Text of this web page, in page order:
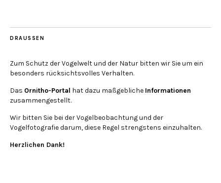
DRAUSSEN
Zum Schutz der Vogelwelt und der Natur bitten wir Sie um ein
besonders rücksichtsvolles Verhalten.
Das Ornitho-Portal hat dazu maßgebliche Informationen
zusammengestellt.
Wir bitten Sie bei der Vogelbeobachtung und der
Vogelfotografie darum, diese Regel strengstens einzuhalten.
Herzlichen Dank!